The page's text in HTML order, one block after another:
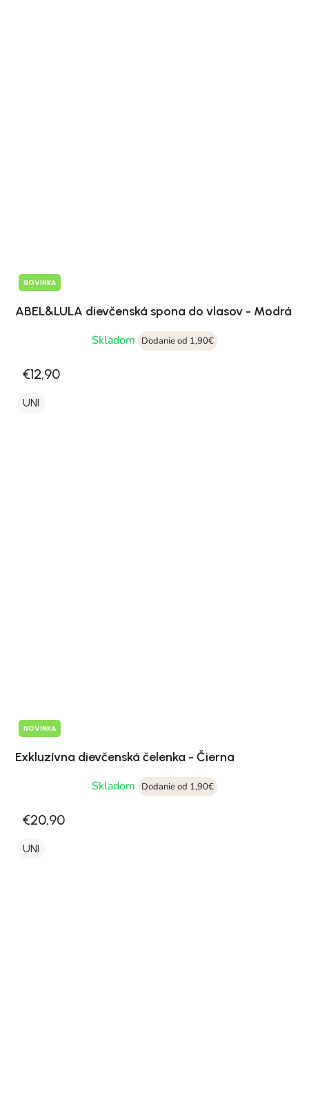
NOVINKA
ABEL&LULA dievčenská spona do vlasov - Modrá
Skladom
Dodanie od 1,90€
€12,90
UNI
NOVINKA
Exkluzívna dievčenská čelenka - Čierna
Skladom
Dodanie od 1,90€
€20,90
UNI